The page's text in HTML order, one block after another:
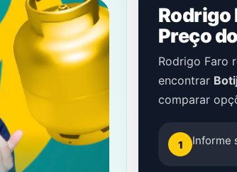
Rodrigo
Preço
Rodrigo Faro
encontrar
comparar
1 Informe